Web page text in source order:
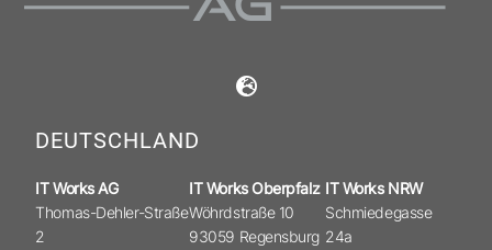
DEUTSCHLAND
IT Works AG
Thomas-Dehler-Straße
2
IT Works Oberpfalz
Wöhrdstraße 10
93059 Regensburg
IT Works NRW
Schmiedegasse
24a